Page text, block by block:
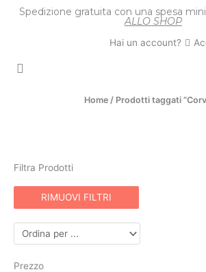
Spedizione gratuita con una spesa
ALLO SHOP
Hai un account?
Home / Prodotti taggati
Filtra Prodotti
RIMUOVI FILTRI
Prezzo